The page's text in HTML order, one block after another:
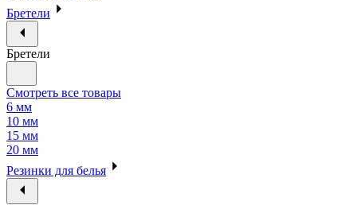
Бретели
Бретели
Смотреть все товары
6 мм
10 мм
15 мм
20 мм
Резинки для белья